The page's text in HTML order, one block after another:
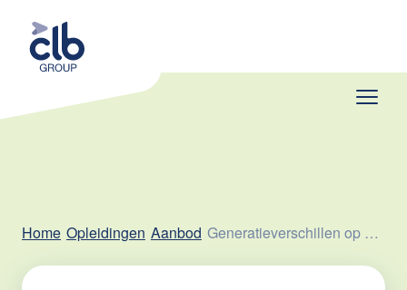
Home Opleidingen Aanbod Generatieverschillen op de werkvloer